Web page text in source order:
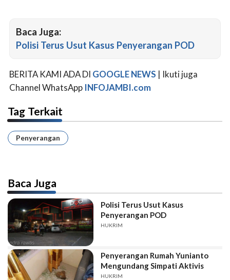
Baca Juga:
Polisi Terus Usut Kasus Penyerangan POD
BERITA KAMI ADA DI GOOGLE NEWS | Ikuti juga
Channel WhatsApp INFOJAMBI.com
Tag Terkait
Penyerangan
Baca Juga
Polisi Terus Usut Kasus
Penyerangan POD
HUKRIM
Penyerangan Rumah Yunianto
Mengundang Simpati Aktivis
HUKRIM